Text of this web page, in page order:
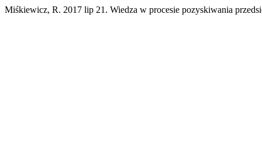
Miśkiewicz, R. 2017 lip 21. Wiedza w procesie pozyskiwania